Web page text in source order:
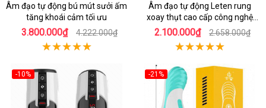
Âm đạo tự động bú mút sưởi ấm
tăng khoái cảm tối ưu
3.800.000₫ 4.222.000₫
Âm đạo tự động Leten rung
xoay thụt cao cấp công nghệ
hiện đại
2.100.000₫ 2.658.000₫
-10% -21%